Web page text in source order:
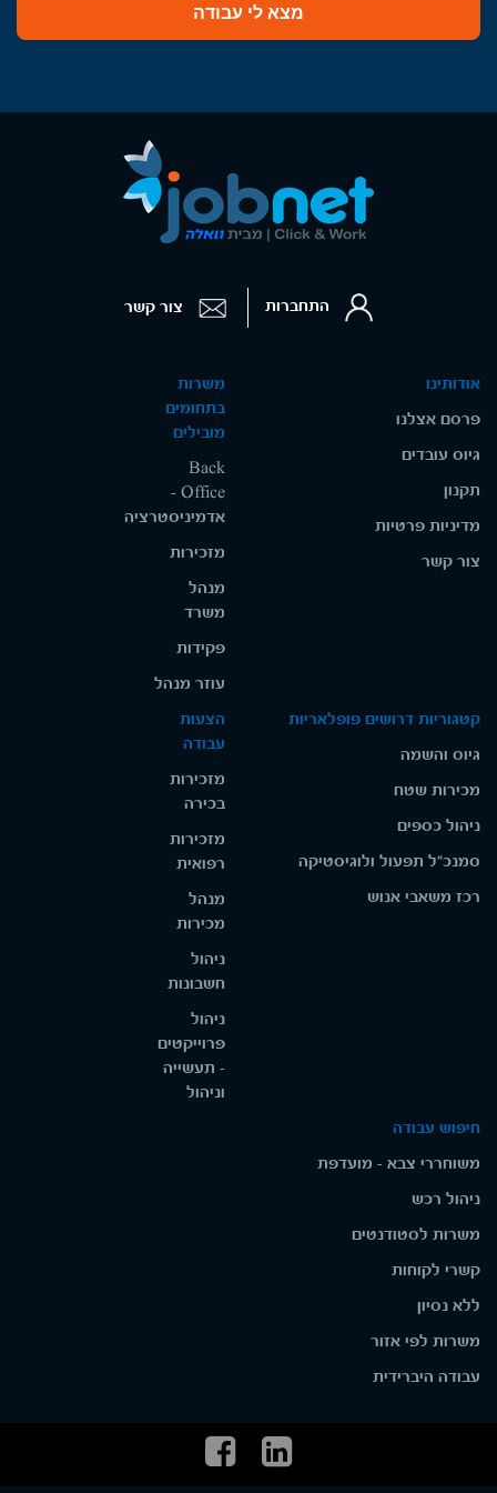
מצא לי עבודה
אודותינו
פרסם אצלנו
גיוס עובדים
תקנון
מדיניות פרטיות
צור קשר
משרות
בתחומים
מובילים
Back
Office -
אדמיניסטרציה
מזכירות
מנהל
משרד
פקידות
עוזר מנהל
קטגוריות דרושים פופלאריות
גיוס והשמה
מכירות שטח
ניהול כספים
סמנכ"ל תפעול ולוגיסטיקה
רכז משאבי אנוש
הצעות
עבודה
מזכירות
בכירה
מזכירות
רפואית
מנהל
מכירות
ניהול
חשבונות
ניהול
פרוייקטים
- תעשייה
וניהול
חיפוש עבודה
משוחררי צבא - מועדפת
ניהול רכש
משרות לסטודנטים
קשרי לקוחות
ללא נסיון
משרות לפי אזור
עבודה היברידית